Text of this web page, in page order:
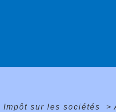
Impôt sur les sociétés >